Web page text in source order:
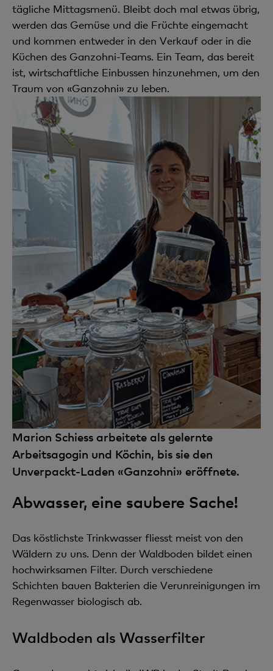
tägliche Mittagsmenü. Bleibt doch mal etwas übrig,
werden das Gemüse und die Früchte eingemacht
und kommen entweder in den Verkauf oder in die
Küchen des Ganzohni-Teams. Ein Team, das bereit
ist, wirtschaftliche Einbussen hinzunehmen, um den
Traum von «Ganzohni» zu leben.
Marion Schiess arbeitete als gelernte
Arbeitsagogin und Köchin, bis sie den
Unverpackt-Laden «Ganzohni» eröffnete.
Abwasser, eine saubere Sache!
Das köstlichste Trinkwasser fliesst meist von den
Wäldern zu uns. Denn der Waldboden bildet einen
hochwirksamen Filter. Durch verschiedene
Schichten bauen Bakterien die Verunreinigungen im
Regenwasser biologisch ab.
Waldboden als Wasserfilter